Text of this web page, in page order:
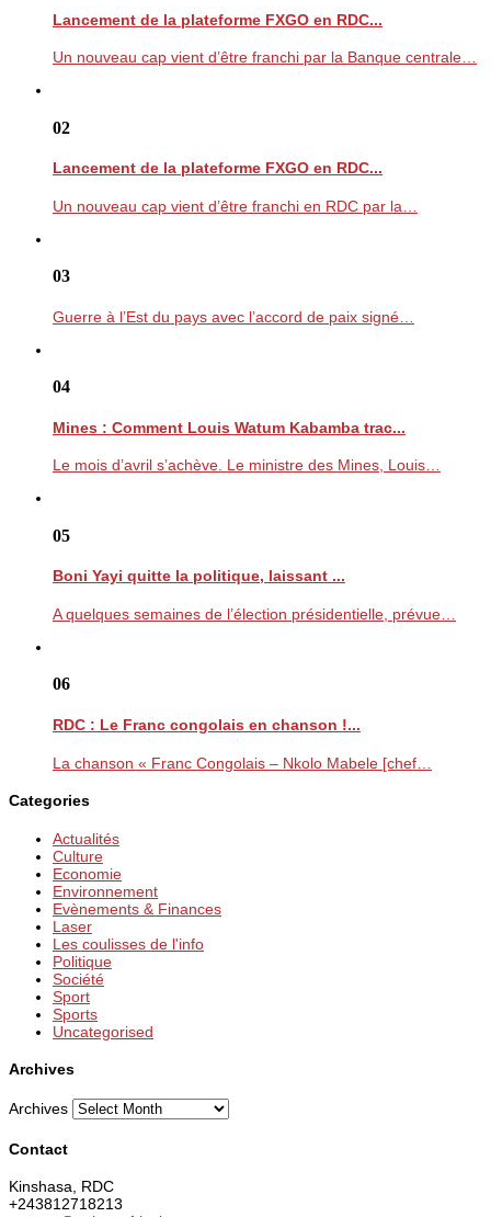
Lancement de la plateforme FXGO en RDC...
Un nouveau cap vient d’être franchi par la Banque centrale…
02
Lancement de la plateforme FXGO en RDC...
Un nouveau cap vient d’être franchi en RDC par la…
03
Guerre à l’Est du pays avec l’accord de paix signé…
04
Mines : Comment Louis Watum Kabamba trac...
Le mois d’avril s’achève. Le ministre des Mines, Louis…
05
Boni Yayi quitte la politique, laissant ...
A quelques semaines de l’élection présidentielle, prévue…
06
RDC : Le Franc congolais en chanson !...
La chanson « Franc Congolais – Nkolo Mabele [chef…
Categories
Actualités
Culture
Economie
Environnement
Evènements & Finances
Laser
Les coulisses de l'info
Politique
Société
Sport
Sports
Uncategorised
Archives
Archives
Contact
Kinshasa, RDC
+243812718213